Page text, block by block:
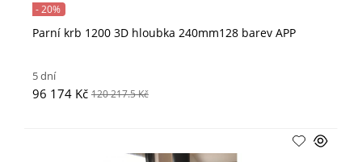
Parní krb 1200 3D hloubka 240mm128 barev APP
- 20%
5 dní
96 174 Kč 120 217.5 Kč